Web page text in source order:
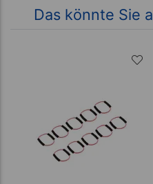
Das könnte Sie